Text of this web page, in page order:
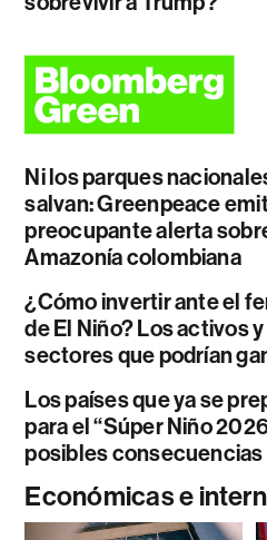
Ni los parques
salvan: Greenpeace
preocupante alerta
Amazonía colombiana
¿Cómo invertir ante el
de El Niño? Los activos y
sectores que podrían
Los países que ya se
para el “Súper Niño
posibles consecuencias
Económicas e